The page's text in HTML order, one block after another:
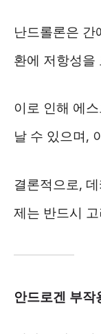
난드롤론은
환에 저항성을
이로 인해 에
날 수 있으며,
결론적으로,
제는 반드시
안드로겐 부작